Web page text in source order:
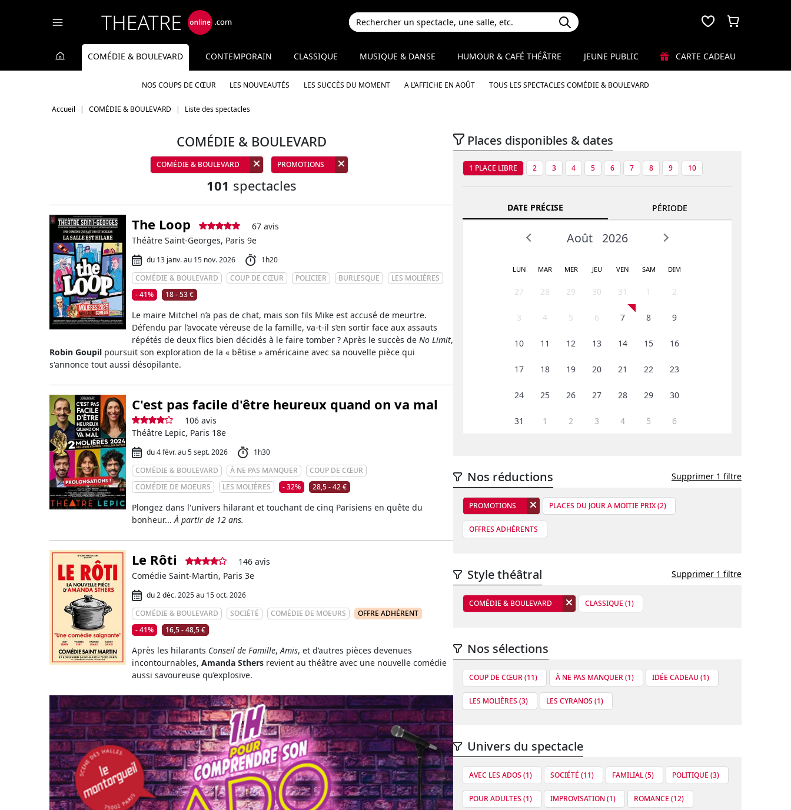
COMÉDIE & BOULEVARD
NOS COUPS DE CŒUR LES NOUVEAUTÉS LES SUCCÈS DU MOMENT A L’AFFICHE EN AOÛT TOUS LES SPECTACLES COMÉDIE & BOULEVARD
CONTEMPORAIN CLASSIQUE MUSIQUE & DANSE HUMOUR & CAFÉ THÉÂTRE JEUNE PUBLIC CARTE CADEAU
Accueil COMÉDIE & BOULEVARD Liste des spectacles
COMÉDIE & BOULEVARD
COMÉDIE & BOULEVARD PROMOTIONS
101 spectacles
The Loop
67 avis
Théâtre Saint-Georges, Paris 9e
du 13 janv. au 15 nov. 2026
1h20
COMÉDIE & BOULEVARD
COUP DE CŒUR POLICIER BURLESQUE
LES MOLIÈRES
- 41%
18 - 53 €
Le maire Mitchel n’a pas de chat, mais son fils Mike est accusé de meurtre.
Défendu par l’avocate véreuse de la famille, va-t-il s’en sortir face aux assauts
répétés de deux flics bien décidés à le faire tomber ? Après le succès de No Limit,
Robin Goupil poursuit son exploration de la « bêtise » américaine avec sa nouvelle pièce qui
s'annonce tout aussi désopilante.
C'est pas facile d'être heureux quand on va mal
106 avis
Théâtre Lepic, Paris 18e
du 4 févr. au 5 sept. 2026
1h30
COMÉDIE & BOULEVARD
À NE PAS MANQUER
COUP DE CŒUR
COMÉDIE DE MOEURS
LES MOLIÈRES - 32% 28,5 - 42 €
Plongez dans l'univers hilarant et touchant de cinq Parisiens en quête du
bonheur...À partir de 12 ans.
Le Rôti
146 avis
Comédie Saint-Martin, Paris 3e
du 2 déc. 2025 au 15 oct. 2026
COMÉDIE & BOULEVARD
SOCIÉTÉ COMÉDIE DE MOEURS
OFFRE ADHÉRENT
- 41%
16,5 - 48,5 €
Après les hilarants Conseil de Famille,Amis, et d’autres pièces devenues
incontournables, Amanda Sthers revient au théâtre avec une nouvelle comédie
aussi savoureuse qu’explosive.
Places disponibles & dates
1 PLACE LIBRE 2 3 4 5 6 7 8 9 10
DATE PRÉCISE PÉRIODE
Prev
Août 2026
Next
LUN MAR MER JEU VEN SAM DIM
27 28 29 30 31 1 2
3 4 5 6 7 8 9
10 11 12 13 14 15 16
17 18 19 20 21 22 23
24 25 26 27 28 29 30
31 1 2 3 4 5 6
Nos réductions Supprimer 1 filtre
PROMOTIONS PLACES DU JOUR A MOITIE PRIX (2)
OFFRES ADHÉRENTS
Style théâtral Supprimer 1 filtre
COMÉDIE & BOULEVARD CLASSIQUE (1)
Nos sélections
COUP DE CŒUR (11) À NE PAS MANQUER (1) IDÉE CADEAU (1)
LES MOLIÈRES (3) LES CYRANOS (1)
Univers du spectacle
AVEC LES ADOS (1) SOCIÉTÉ (11) FAMILIAL (5) POLITIQUE (3)
POUR ADULTES (1) IMPROVISATION (1) ROMANCE (12)